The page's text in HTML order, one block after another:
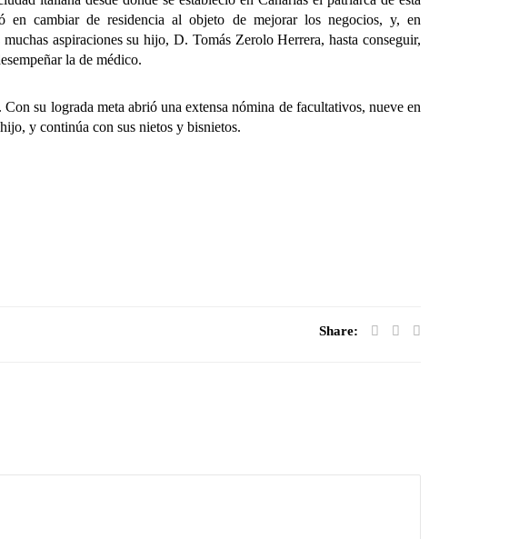
cambiar de residencia al objeto de mejorar los negocios, y, en
aspiraciones su hijo, D. Tomás Zerolo Herrera, hasta conseguir,
la de médico.
su lograda meta abrió una extensa nómina de facultativos, nueve en
y continúa con sus nietos y bisnietos.
Share: